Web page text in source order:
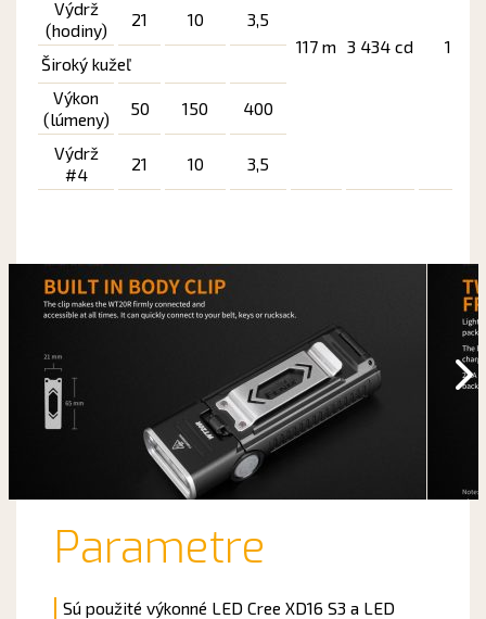
117 m 3 434 cd 1 m
Výdrž
(hodiny)
21 10 3,5
Široký kužeľ
Výkon
(lúmeny)
50 150 400
Výdrž
#4
21 10 3,5
Parametre
Sú použité výkonné LED Cree XD16 S3 a LED